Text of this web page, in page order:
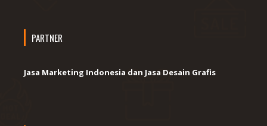
PARTNER
Jasa Marketing Indonesia dan Jasa Desain Grafis